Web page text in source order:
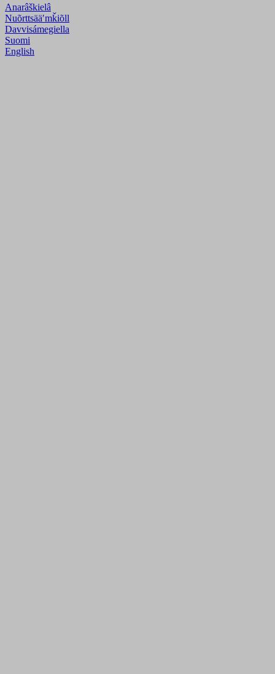
Anarâškielâ
Nuõrttsääʹmǩiõll
Davvisámegiella
Suomi
English